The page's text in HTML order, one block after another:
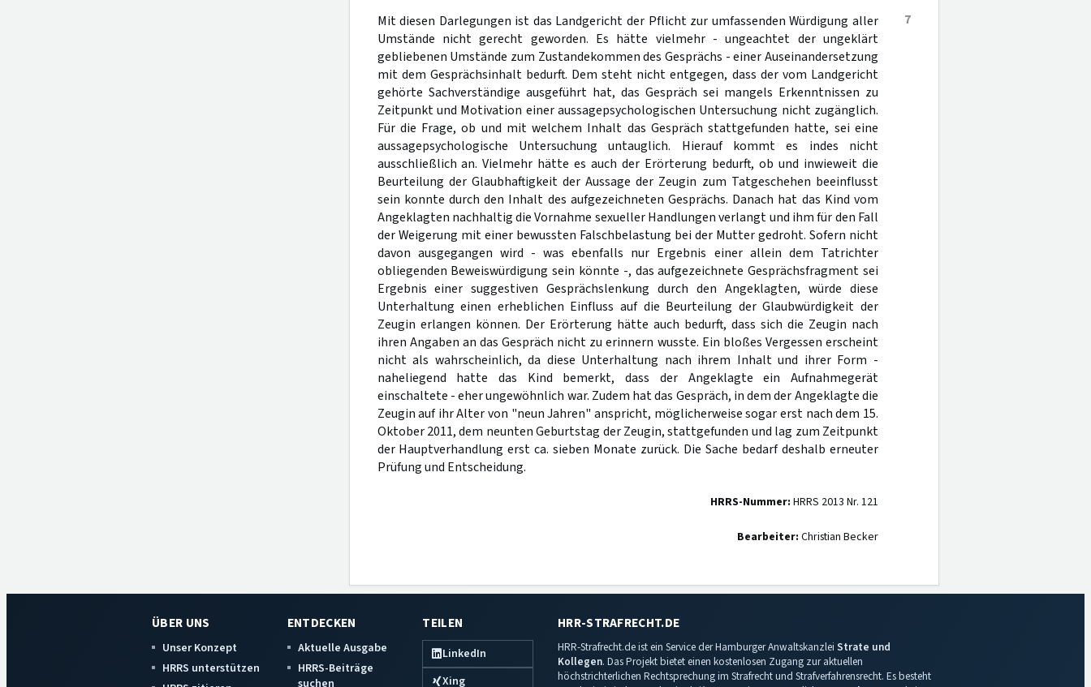
7
Mit diesen Darlegungen ist das Landgericht der Pflicht zur umfassenden Würdigung aller
Umstände nicht gerecht geworden. Es hätte vielmehr - ungeachtet der ungeklärt
gebliebenen Umstände zum Zustandekommen des Gesprächs - einer Auseinandersetzung
mit dem Gesprächsinhalt bedurft. Dem steht nicht entgegen, dass der vom Landgericht
gehörte Sachverständige ausgeführt hat, das Gespräch sei mangels Erkenntnissen zu
Zeitpunkt und Motivation einer aussagepsychologischen Untersuchung nicht zugänglich.
Für die Frage, ob und mit welchem Inhalt das Gespräch stattgefunden hatte, sei eine
aussagepsychologische Untersuchung untauglich. Hierauf kommt es indes nicht
ausschließlich an. Vielmehr hätte es auch der Erörterung bedurft, ob und inwieweit die
Beurteilung der Glaubhaftigkeit der Aussage der Zeugin zum Tatgeschehen beeinflusst
sein konnte durch den Inhalt des aufgezeichneten Gesprächs. Danach hat das Kind vom
Angeklagten nachhaltig die Vornahme sexueller Handlungen verlangt und ihm für den Fall
der Weigerung mit einer bewussten Falschbelastung bei der Mutter gedroht. Sofern nicht
davon ausgegangen wird - was ebenfalls nur Ergebnis einer allein dem Tatrichter
obliegenden Beweiswürdigung sein könnte -, das aufgezeichnete Gesprächsfragment sei
Ergebnis einer suggestiven Gesprächslenkung durch den Angeklagten, würde diese
Unterhaltung einen erheblichen Einfluss auf die Beurteilung der Glaubwürdigkeit der
Zeugin erlangen können. Der Erörterung hätte auch bedurft, dass sich die Zeugin nach
ihren Angaben an das Gespräch nicht zu erinnern wusste. Ein bloßes Vergessen erscheint
nicht als wahrscheinlich, da diese Unterhaltung nach ihrem Inhalt und ihrer Form -
naheliegend hatte das Kind bemerkt, dass der Angeklagte ein Aufnahmegerät
einschaltete - eher ungewöhnlich war. Zudem hat das Gespräch, in dem der Angeklagte die
Zeugin auf ihr Alter von "neun Jahren" anspricht, möglicherweise sogar erst nach dem 15.
Oktober 2011, dem neunten Geburtstag der Zeugin, stattgefunden und lag zum Zeitpunkt
der Hauptverhandlung erst ca. sieben Monate zurück. Die Sache bedarf deshalb erneuter
Prüfung und Entscheidung.
HRRS-Nummer: HRRS 2013 Nr. 121
Bearbeiter: Christian Becker
ÜBER UNS
Unser Konzept
HRRS unterstützen
ENTDECKEN
Aktuelle Ausgabe
HRRS-Beiträge
suchen
TEILEN
LinkedIn
Xing
HRR-STRAFRECHT.DE
HRR-Strafrecht.de ist ein Service der Hamburger Anwaltskanzlei Strate und
Kollegen. Das Projekt bietet einen kostenlosen Zugang zur aktuellen
höchstrichterlichen Rechtsprechung im Strafrecht und Strafverfahrensrecht. Es besteht